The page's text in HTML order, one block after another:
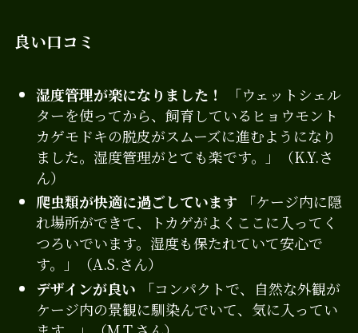
良い口コミ
湿度管理が楽になりました！
「ウェットシェル
ターを使ってから、飼育しているヒョウモント
カゲモドキの脱皮がスムーズに進むようになり
ました。湿度管理がとても楽です。」（K.Y.さ
ん）
爬虫類が快適に過ごしています 「ケージ内に隠
れ場所ができて、トカゲがよくここに入ってく
つろいでいます。湿度も保たれていて安心で
す。」（A.S.さん）
デザインが良い 「コンパクトで、自然な外観が
ケージ内の景観に馴染んでいて、気に入ってい